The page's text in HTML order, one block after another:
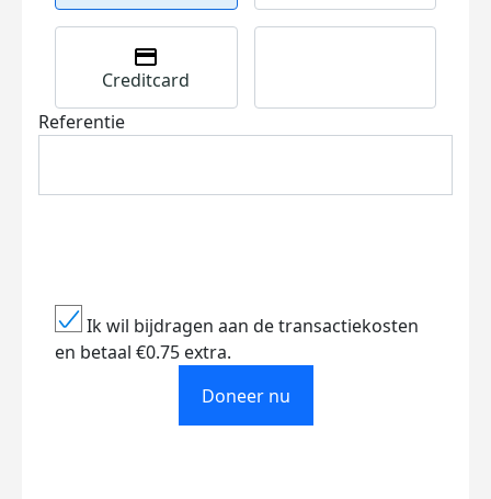
Creditcard
Referentie
Ik wil bijdragen aan de transactiekosten
en betaal €0.75 extra.
Doneer nu